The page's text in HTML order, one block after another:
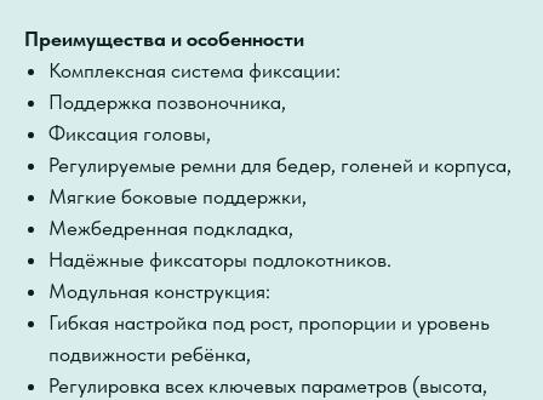
Преимущества и особенности
Комплексная система фиксации:
Поддержка позвоночника,
Фиксация головы,
Регулируемые ремни для бедер, голеней и корпуса,
Мягкие боковые поддержки,
Межбедренная подкладка,
Надёжные фиксаторы подлокотников.
Модульная конструкция:
Гибкая настройка под рост, пропорции и уровень
подвижности ребёнка,
Регулировка всех ключевых параметров (высота,